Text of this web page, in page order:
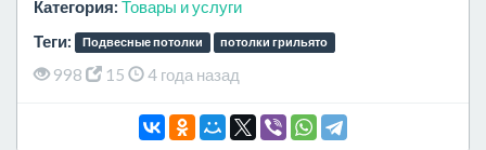
Категория: Товары и услуги
Теги:
Подвесные потолки потолки грильято
998 15 4 года назад